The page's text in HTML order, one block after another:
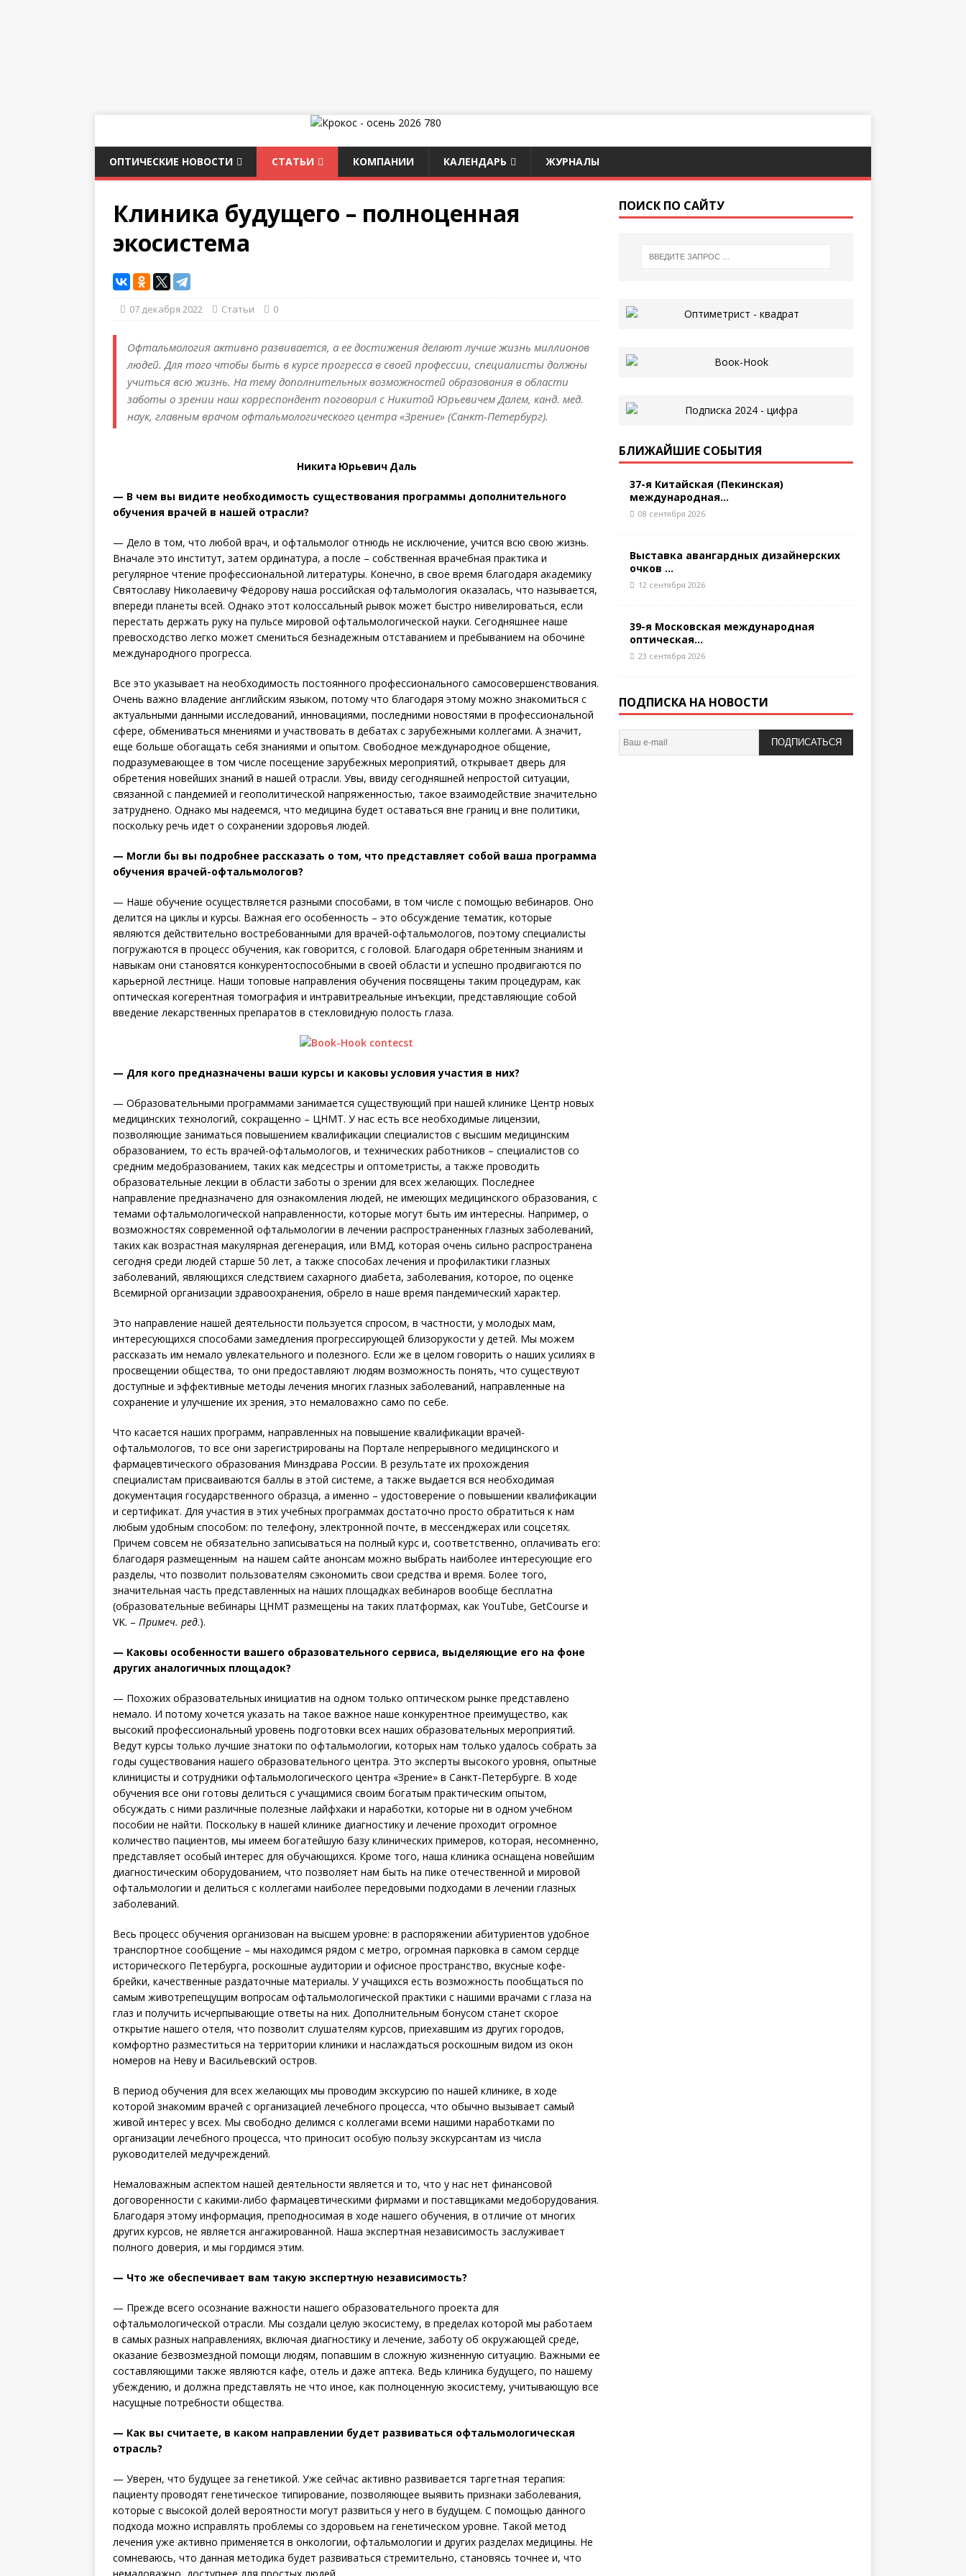
ОПТИЧЕСКИЕ НОВОСТИ СТАТЬИ КОМПАНИИ КАЛЕНДАРЬ ЖУРНАЛЫ
Клиника будущего – полноценная
экосистема
07 декабря 2022 Статьи 0
Офтальмология активно развивается, а ее достижения делают лучше жизнь миллионов
людей. Для того чтобы быть в курсе прогресса в своей профессии, специалисты должны
учиться всю жизнь. На тему дополнительных возможностей образования в области
заботы о зрении наш корреспондент поговорил с Никитой Юрьевичем Далем, канд. мед.
наук, главным врачом офтальмологического центра «Зрение» (Санкт-Петербург).
Никита Юрьевич Даль
— В чем вы видите необходимость существования программы дополнительного
обучения врачей в нашей отрасли?
— Дело в том, что любой врач, и офтальмолог отнюдь не исключение, учится всю свою жизнь.
Вначале это институт, затем ординатура, а после – собственная врачебная практика и
регулярное чтение профессиональной литературы. Конечно, в свое время благодаря академику
Святославу Николаевичу Фёдорову наша российская офтальмология оказалась, что называется,
впереди планеты всей. Однако этот колоссальный рывок может быстро нивелироваться, если
перестать держать руку на пульсе мировой офтальмологической науки. Сегодняшнее наше
превосходство легко может смениться безнадежным отставанием и пребыванием на обочине
международного прогресса.
Все это указывает на необходимость постоянного профессионального самосовершенствования.
Очень важно владение английским языком, потому что благодаря этому можно знакомиться с
актуальными данными исследований, инновациями, последними новостями в профессиональной
сфере, обмениваться мнениями и участвовать в дебатах с зарубежными коллегами. А значит,
еще больше обогащать себя знаниями и опытом. Свободное международное общение,
подразумевающее в том числе посещение зарубежных мероприятий, открывает дверь для
обретения новейших знаний в нашей отрасли. Увы, ввиду сегодняшней непростой ситуации,
связанной с пандемией и геополитической напряженностью, такое взаимодействие значительно
затруднено. Однако мы наде­емся, что медицина будет оставаться вне границ и вне политики,
поскольку речь идет о сохранении здоровья людей.
— Могли бы вы подробнее рассказать о том, что представляет собой ваша программа
обучения врачей-офтальмологов?
— Наше обучение осуществляется разными способами, в том числе с помощью вебинаров. Оно
делится на циклы и курсы. Важная его особенность – это обсуждение тематик, которые
являются действительно востребованными для врачей-офтальмологов, поэтому специалисты
погружаются в процесс обучения, как говорится, с головой. Благодаря обретенным знаниям и
навыкам они становятся конкурентоспособными в своей области и успешно продвигаются по
карьерной лестнице. Наши топовые направления обучения посвящены таким процедурам, как
оптическая когерентная томография и интравитреальные инъекции, представляющие собой
введение лекарственных препаратов в стекловидную полость глаза.
— Для кого предназначены ваши курсы и каковы условия участия в них?
— Образовательными программами занимается существующий при нашей клинике Центр новых
медицинских технологий, сокращенно – ЦНМТ. У нас есть все необходимые лицензии,
позволяющие заниматься повышением квалификации специалистов с высшим медицинским
образованием, то есть врачей-офтальмологов, и технических работников – специалистов со
средним медобразованием, таких как медсестры и оптометристы, а также проводить
образовательные лекции в области заботы о зрении для всех желающих. Последнее
направление предназначено для ознакомления людей, не имеющих медицинского образования, с
темами офтальмологической направленности, которые могут быть им интересны. Например, о
возможностях современной офтальмологии в лечении распространенных глазных заболеваний,
таких как возрастная макулярная дегенерация, или ВМД, которая очень сильно распространена
сегодня среди людей старше 50 лет, а также способах лечения и профилактики глазных
заболеваний, являющихся следствием сахарного диабета, заболевания, которое, по оценке
Всемирной организации здравоохранения, обрело в наше время пандемический характер.
Это направление нашей деятельности пользуется спросом, в частности, у молодых мам,
интересующихся способами замедления прогрессирующей близорукости у детей. Мы можем
рассказать им немало увлекательного и полезного. Если же в целом говорить о наших усилиях в
просвещении общества, то они предоставляют людям возможность понять, что существуют
доступные и эффективные методы лечения многих глазных заболеваний, направленные на
сохранение и улучшение их зрения, это немаловажно само по себе.
Что касается наших программ, направленных на повышение квалификации врачей-
офтальмологов, то все они зарегистрированы на Портале непрерывного медицинского и
фармацевтического образования Минздрава России. В результате их прохождения
специалистам присваиваются баллы в этой си­стеме, а также выдается вся необходимая
документация государственного образца, а именно – удостоверение о повышении квалификации
и сертификат. Для участия в этих учебных программах достаточно просто обратиться к нам
любым удобным способом: по телефону, электронной почте, в мессенджерах или соц­сетях.
Причем совсем не обязательно записываться на полный курс и, соответственно, оплачивать его:
благодаря размещенным на нашем сайте анонсам можно выбрать наиболее интересующие его
разделы, что позволит пользователям сэкономить свои средства и время. Более того,
значительная часть представленных на наших площадках вебинаров вообще бесплатна
(образовательные вебинары ЦНМТ размещены на таких платформах, как YouTube, GetCourse и
VK. – Примеч. ред.).
— Каковы особенности вашего образовательного сервиса, выделяющие его на фоне
других аналогичных площадок?
— Похожих образовательных инициатив на одном только оптическом рынке представлено
немало. И потому хочется указать на такое важное наше конкурентное преимущество, как
высокий профессиональный уровень подготовки всех наших образовательных мероприятий.
Ведут курсы только лучшие знатоки по офтальмологии, которых нам только удалось собрать за
годы существования нашего образовательного центра. Это эксперты высокого уровня, опытные
клиницисты и сотрудники офтальмологического центра «Зрение» в Санкт-Петербурге. В ходе
обучения все они готовы делиться с учащимися своим богатым практическим опытом,
обсуждать с ними различные полезные лайфхаки и наработки, которые ни в одном учебном
пособии не найти. Поскольку в нашей клинике диагностику и лечение проходит огромное
количество пациентов, мы имеем богатейшую базу клинических примеров, которая, несо­мненно,
представляет особый интерес для обучающихся. Кроме того, наша клиника оснащена новейшим
диагностическим оборудованием, что позволяет нам быть на пике отечественной и мировой
офтальмологии и делиться с коллегами наиболее передовыми подходами в лечении глазных
заболеваний.
Весь процесс обучения организован на высшем уровне: в распоряжении абитуриентов удобное
транспортное сообщение – мы находимся рядом с метро, огромная парковка в самом сердце
исторического Петербурга, роскошные аудитории и офисное пространство, вкусные кофе-
брейки, качественные раздаточные материалы. У учащихся есть возможность пообщаться по
самым животрепещущим вопросам офтальмологической практики с нашими врачами с глаза на
глаз и получить исчерпывающие ответы на них. Дополнительным бонусом станет скорое
открытие нашего отеля, что позволит слушателям курсов, приехавшим из других городов,
комфортно разместиться на территории клиники и наслаждаться роскошным видом из окон
номеров на Неву и Васильевский остров.
В период обучения для всех желающих мы проводим экскурсию по нашей клинике, в ходе
которой знакомим врачей с организацией лечебного процесса, что обычно вызывает самый
живой интерес у всех. Мы свободно делимся с коллегами всеми нашими наработками по
организации лечебного процесса, что приносит особую пользу экскурсантам из числа
руководителей медучреждений.
Немаловажным аспектом нашей деятельности является и то, что у нас нет финансовой
договоренности с какими-либо фармацевтическими фирмами и поставщиками медоборудования.
Благодаря этому информация, преподносимая в ходе нашего обучения, в отличие от многих
других курсов, не является ангажированной. Наша экспертная независимость заслуживает
полного доверия, и мы гордимся этим.
— Что же обеспечивает вам такую экспертную независимость?
— Прежде всего осознание важности нашего образовательного проекта для
офтальмологической отрасли. Мы создали целую экосистему, в пределах которой мы работаем
в самых разных направлениях, включая диагностику и лечение, заботу об окружающей среде,
оказание безвозмездной помощи людям, попавшим в сложную жизненную ситуацию. Важными ее
составляющими также являются кафе, отель и даже аптека. Ведь клиника будущего, по нашему
убеждению, и должна представлять не что иное, как полноценную экосистему, учитывающую все
насущные потребности общества.
— Как вы считаете, в каком направлении будет развиваться офтальмологическая
отрасль?
— Уверен, что будущее за генетикой. Уже сейчас активно развивается таргетная терапия:
пациенту проводят генетическое типирование, позволяющее выявить признаки заболевания,
которые с высокой долей вероятности могут развиться у него в будущем. С помощью данного
подхода можно исправлять проблемы со здоровьем на генетическом уровне. Такой метод
лечения уже активно применяется в онкологии, офтальмологии и других разделах медицины. Не
сомневаюсь, что данная методика будет развиваться стремительно, становясь точнее и, что
ПОИСК ПО САЙТУ
БЛИЖАЙШИЕ СОБЫТИЯ
37-я Китайская (Пекинская)
международная...
08 сентября 2026
Выставка авангардных дизайнерских
очков ...
12 сентября 2026
39-я Московская международная
оптическая...
23 сентября 2026
ПОДПИСКА НА НОВОСТИ
ПОДПИСАТЬСЯ